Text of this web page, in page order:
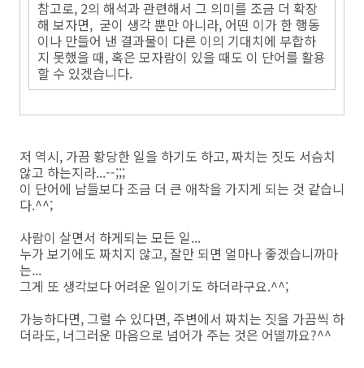
참고로, 2의 해석과 관련해서 그 의미를 조금 더 확장
해 보자면, 굳이 생각 뿐만 아니라, 어떤 이가 한 행동
이나 만들어 낸 결과물이 다른 이의 기대치에 부합하
지 못했을 때, 혹은 모자람이 있을 때도 이 단어를 활용
할 수 있겠습니다.
저 역시, 가끔 황당한 일을 하기도 하고, 짜치는 짓도 서슴치
않고 하는지라...--;;;
이 단어에 남들보다 조금 더 큰 애착을 가지게 되는 것 같습니
다.^^;
사람이 살면서 하게되는 모든 일...
누가 보기에도 짜치지 않고, 잘만 되면 얼마나 좋겠습니까마
는...
그게 또 생각보다 어려운 일이기도 하더라구요.^^;
가능하다면, 그럴 수 있다면, 주변에서 짜치는 짓을 가끔씩 하
더라도, 너그러운 마음으로 넘어가 주는 것은 어떨까요?^^